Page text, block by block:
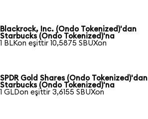
Blackrock, Inc. (Ondo Tokenized)'dan
Starbucks (Ondo Tokenized)'na
1 BLKon eşittir 10,5875 SBUXon
SPDR Gold Shares (Ondo Tokenized)'dan
Starbucks (Ondo Tokenized)'na
1 GLDon eşittir 3,6155 SBUXon